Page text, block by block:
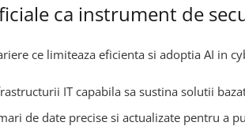
ca instrument de
ce limiteaza eficienta si adoptia AI in
IT capabila sa sustina solutii
de date precise si actualizate pentru a